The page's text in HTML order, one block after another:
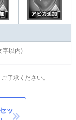
了承ください。
ッ